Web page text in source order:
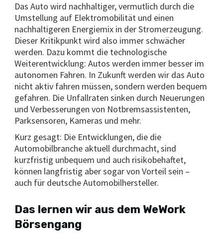
Das Auto wird nachhaltiger, vermutlich durch die
Umstellung auf Elektromobilität und einen
nachhaltigeren Energiemix in der Stromerzeugung.
Dieser Kritikpunkt wird also immer schwächer
werden. Dazu kommt die technologische
Weiterentwicklung: Autos werden immer besser im
autonomen Fahren. In Zukunft werden wir das Auto
nicht aktiv fahren müssen, sondern werden bequem
gefahren. Die Unfallraten sinken durch Neuerungen
und Verbesserungen von Notbremsassistenten,
Parksensoren, Kameras und mehr.
Kurz gesagt: Die Entwicklungen, die die
Automobilbranche aktuell durchmacht, sind
kurzfristig unbequem und auch risikobehaftet,
können langfristig aber sogar von Vorteil sein –
auch für deutsche Automobilhersteller.
Das lernen wir aus dem WeWork
Börsengang